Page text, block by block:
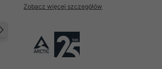
Następny
Zobacz więcej szczegółów